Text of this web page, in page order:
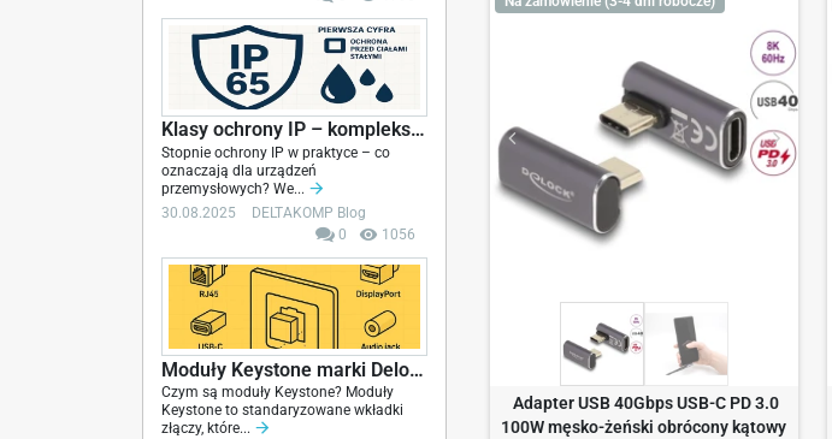
Klasy ochrony IP – kompleksowy przewodnik z opisem
Stopnie ochrony IP w praktyce – co
oznaczają dla urządzeń
przemysłowych? We...
30.08.2025
DELTAKOMP Blog
1056
0
Moduły Keystone marki Delock – elastyczne...
Czym są moduły Keystone? Moduły
Keystone to standaryzowane wkładki
złączy, które...
Adapter USB 40Gbps USB-C PD 3.0
100W męsko-żeński obrócony kątowy